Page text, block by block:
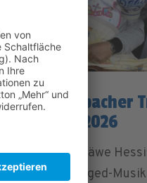
1. Karlbacher
14.04.2026
Bees denäwe
& Unplugged-